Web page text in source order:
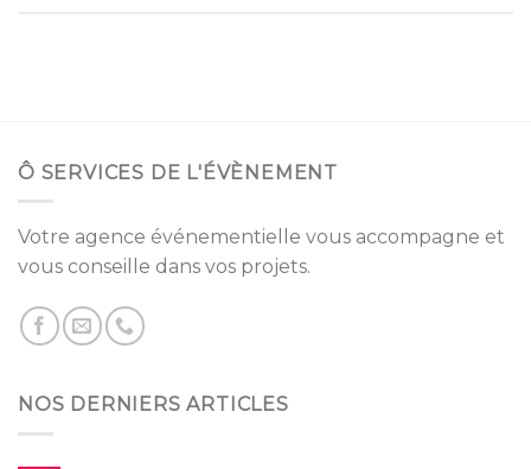
Ô SERVICES DE L'ÉVÈNEMENT
Votre agence événementielle vous accompagne et
vous conseille dans vos projets.
NOS DERNIERS ARTICLES